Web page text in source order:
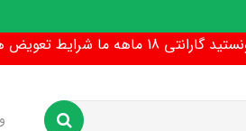
تعویض هم داره !